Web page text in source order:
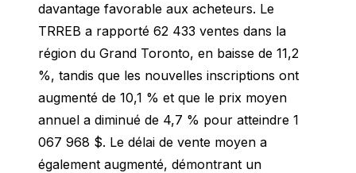
davantage favorable aux acheteurs. Le
TRREB a rapporté 62 433 ventes dans la
région du Grand Toronto, en baisse de 11,2
%, tandis que les nouvelles inscriptions ont
augmenté de 10,1 % et que le prix moyen
annuel a diminué de 4,7 % pour atteindre 1
067 968 $. Le délai de vente moyen a
également augmenté, démontrant un